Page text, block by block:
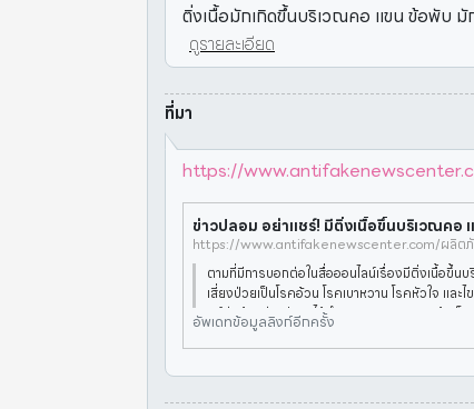
ติ่งเนื้อมักเกิดขึ้นบริเวณคอ แขน ข้อพับ
ดูรายละเอียด
ที่มา
https://
ตามที่มีการบอกต่อในสื่อออนไลน์เรื่องมีติ่งเนื้อขึ้น
เสี่ยงป่วยเป็นโรคอ้วน โรคเบาหวาน โรคหัวใจ และ
นย์ต่อต้านข่าวปลอมได้ดำเนินการตรวจสอบข้อเท็จ
ทย์
อัพเดทข้อมูลลิงก์อีกครั้ง